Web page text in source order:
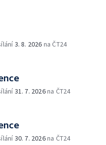
3. 8. 2026 na ČT24
31. 7. 2026na ČT24
30. 7. 2026na ČT24